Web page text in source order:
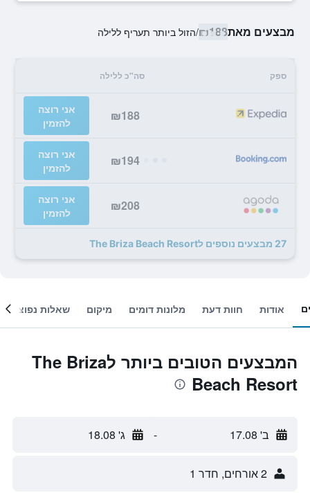
מבצעים מאת₪188
/הזול ביותר תעריף ללילה
ספק סה"כ ללילה
₪188
אני רוצה
להזמין
₪194
אני רוצה
להזמין
₪208
אני רוצה
להזמין
27 מבצעים נוספים לThe Briza Beach Resort
אודות חוות דעת מלונות דומים מיקום שאלות נפוצות
המבצעים הטובים ביותר לThe Briza
Beach Resort
ב' 17.08 - ג' 18.08
2 אורחים, חדר 1